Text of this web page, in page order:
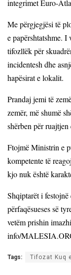
integrimet Euro-
Me përgjegjësi të
e papërshtatshme.
tifozllëk për
incidentesh dhe
hapësirat e lokalit.
Prandaj jemi të
zemër, më shumë
shërben për ruajtjen
Ftojmë Ministrin e
kompetente të
kjo nuk është
Shqiptarët i festojnë
përfaqësueses së
vetëm prishin
info/
Tags: Tifozat Kuq